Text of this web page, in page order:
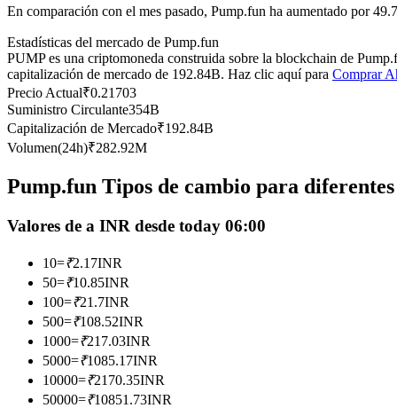
Futuros del USDC
Futuros que utilizan USDC como garantía
Copiar Trading
Únete a los mejores traders
En comparación con el mes pasado, Pump.fun ha aumentado por
Estadísticas del mercado de Pump.fun
PUMP es una criptomoneda construida sobre la blockchain de
capitalización de mercado de 192.84B. Haz clic aquí para Comprar
Precio Actual₹0.21703
Suministro Circulante354B
Capitalización de Mercado₹192.84B
Volumen(24h)₹282.92M
Pump.fun Tipos de cambio para
Valores de a INR desde today 06:00
10=₹2.17INR
50=₹10.85INR
100=₹21.7INR
500=₹108.52INR
1000=₹217.03INR
5000=₹1085.17INR
10000=₹2170.35INR
50000=₹10851.73INR